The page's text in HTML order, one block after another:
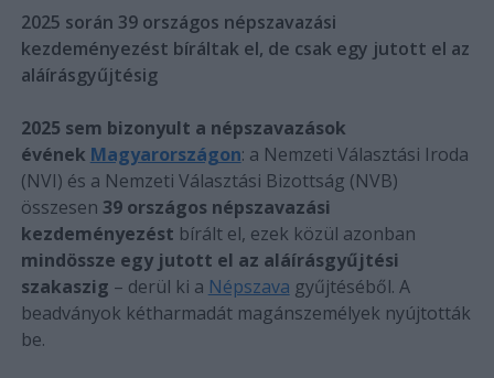
2025 során 39 országos népszavazási
kezdeményezést bíráltak el, de csak egy jutott el az
aláírásgyűjtésig
2025 sem bizonyult a népszavazások
évének Magyarországon: a Nemzeti Választási Iroda
(NVI) és a Nemzeti Választási Bizottság (NVB)
összesen 39 országos népszavazási
kezdeményezést bírált el, ezek közül azonban
mindössze egy jutott el az aláírásgyűjtési
szakaszig – derül ki a Népszava gyűjtéséből. A
beadványok kétharmadát magánszemélyek nyújtották
be.